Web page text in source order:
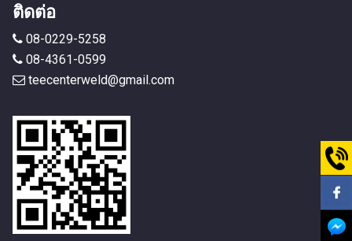
ติดต่อ
08-0229-5258
08-4361-0599
teecenterweld@gmail.com